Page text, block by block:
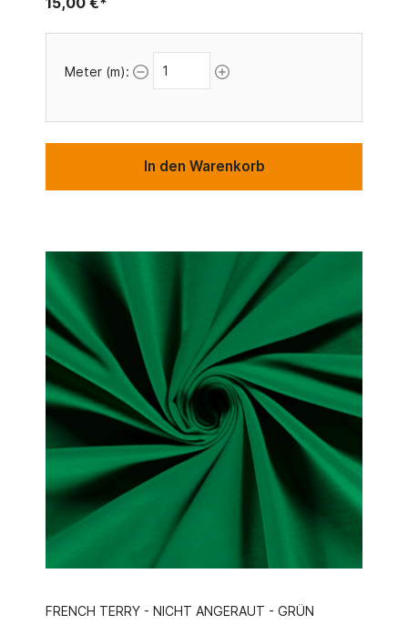
Meter (m):
In den Warenkorb
FRENCH TERRY - NICHT ANGERAUT - GRÜN